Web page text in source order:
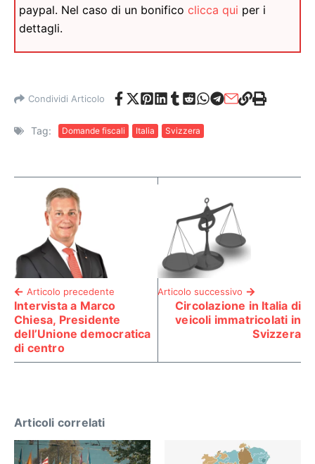
paypal. Nel caso di un bonifico clicca qui per i
dettagli.
Condividi Articolo
Tag: Domande fiscali Italia Svizzera
Articolo precedente
Intervista a Marco
Chiesa, Presidente
dell’Unione democratica
di centro
Articolo successivo
Circolazione in Italia di
veicoli immatricolati in
Svizzera
Articoli correlati